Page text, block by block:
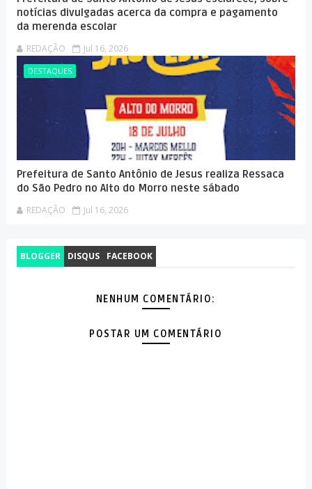
notícias divulgadas acerca da compra e pagamento
da merenda escolar
REDAÇÃO Jul 16, 2026
DESTAQUES
Prefeitura de Santo Antônio de Jesus realiza Ressaca
do São Pedro no Alto do Morro neste sábado
REDAÇÃO Jul 16, 2026
BLOGGER DISQUS FACEBOOK
NENHUM COMENTÁRIO:
POSTAR UM COMENTÁRIO